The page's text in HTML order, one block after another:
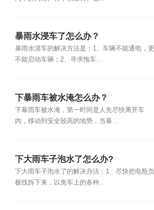
暴雨水浸车了怎么办？
暴雨水浸车的解决方法是：1、车辆不能通电，更
不能启动车辆；2、寻求拖车...
下暴雨车被水淹怎么办？
下暴雨车被水淹，第一时间是人先尽快离开车
内，移动到安全较高的地势，当暴...
下大雨车子泡水了怎么办?
下大雨车子泡水了的解决办法：1、尽快把电瓶负
极线拆下来，以免车上的各种...